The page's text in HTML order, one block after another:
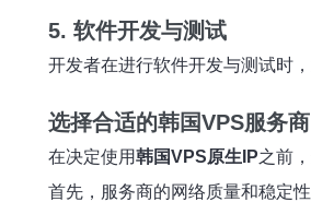
5. 软件开发与测试
开发者在进行软件开发与测试时
选择合适的韩国VPS服务商
在决定使用韩国VPS原生IP之前
首先，服务商的网络质量和稳定